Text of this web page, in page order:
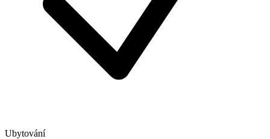
Ubytování